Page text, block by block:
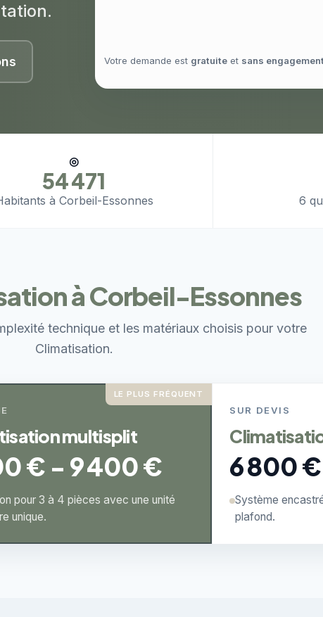
Votre demande est gratuite et sans
◎
54 471
à Corbeil-Essonnes 6
à Corbeil-Essonnes
technique et les matériaux choisis pour votre
Climatisation.
LE PLUS FRÉQUENT
multisplit
€ - 9 400 €
pour 3 à 4 pièces avec une unité
unique.
SUR DEVIS
6 800
Système
plafond.